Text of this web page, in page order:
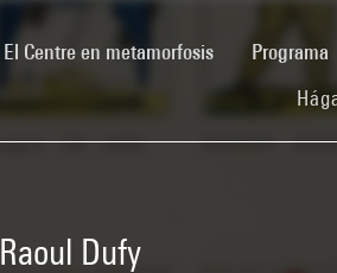
El Centre en metamorfosis(current)Programa
Raoul Dufy